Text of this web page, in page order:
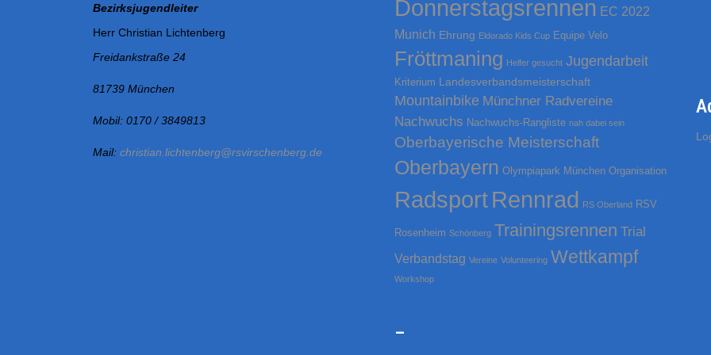
t
i
o
n
Bezirksjugendleiter
Herr Christian Lichtenberg
Freidankstraße 24
81739 München
Mobil: 0170 / 3849813
Mail: christian.lichtenberg@rsvirschenberg.de
Donnerstagsrennen EC 2022
Munich Ehrung Eldorado Kids Cup Equipe Velo
Fröttmaning Helfer gesucht Jugendarbeit
Kriterium Landesverbandsmeisterschaft
Mountainbike Münchner Radvereine
Nachwuchs Nachwuchs-Rangliste nah dabei sein
Oberbayerische Meisterschaft
Oberbayern Olympiapark München Organisation
RadsportRennrad RS Oberland RSV
Rosenheim Schönberg Trainingsrennen Trial
Verbandstag Vereine Volunteering Wettkampf
Workshop
–